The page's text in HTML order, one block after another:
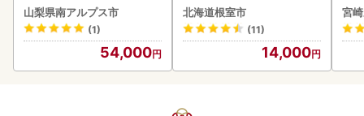
BK193
山梨県南アルプス市
(1)
54,000
北海道根室市
(11)
14,000
宮